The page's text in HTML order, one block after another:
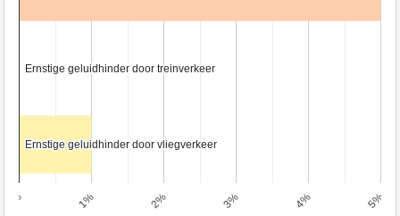
0% 1% 2% 3% 4% 5%
Ernstige geluidhinder door treinverkeer
Ernstige geluidhinder door treinverkeer
Ernstige geluidhinder door vliegverkeer
Ernstige geluidhinder door vliegverkeer